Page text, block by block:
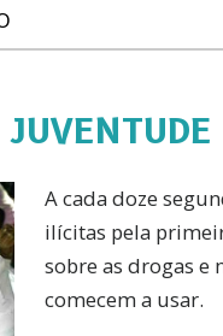
A cada doze
ilícitas pela
sobre as drogas e
comecem a usar.